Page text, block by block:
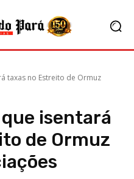
taxas no Estreito de Ormuz
isentará
de Ormuz